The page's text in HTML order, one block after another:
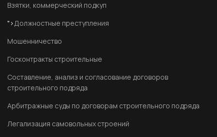
Взятки, коммерческий подкуп
">Должностные преступления
Мошенничество
Госконтракты строительные
Составление, анализ и согласование договоров
строительного подряда
Арбитражные суды по договорам строительного подряда
Легализация самовольных строений